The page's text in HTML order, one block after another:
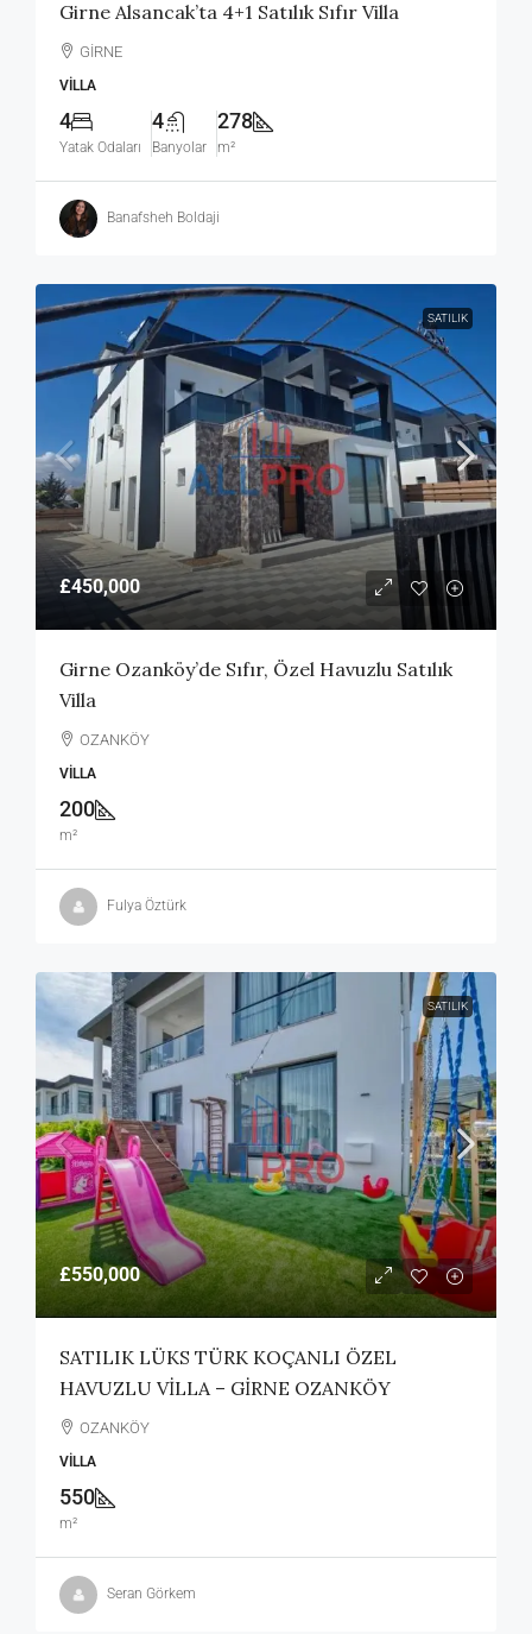
Girne Alsancak’ta 4+1 Satılık Sıfır Villa
GİRNE
VILLA
4
Yatak Odaları
4
Banyolar
278
m²
Banafsheh Boldaji
SATILIK
£450,000
Girne Ozanköy’de Sıfır, Özel Havuzlu Satılık
Villa
OZANKÖY
VILLA
200
m²
Fulya Öztürk
SATILIK
£550,000
SATILIK LÜKS TÜRK KOÇANLI ÖZEL
HAVUZLU VİLLA – GİRNE OZANKÖY
OZANKÖY
VILLA
550
m²
Seran Görkem